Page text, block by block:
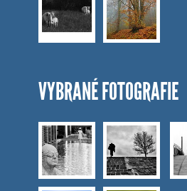
VYBRANÉ FOTOGRAFIE